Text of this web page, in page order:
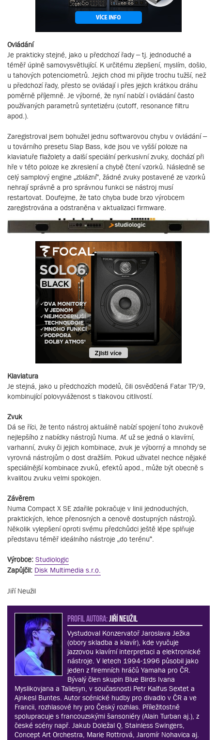
Ovládání
Je prakticky stejné, jako u předchozí řady – tj. jednoduché a
téměř úplně samovysvětlující. K určitému zlepšení, myslím, došlo,
u tahových potenciometrů. Jejich chod mi přijde trochu tužší, než
u předchozí řady, přesto se ovládají i přes jejich krátkou dráhu
poměrně příjemně. Je výborné, že nyní nabízí i ovládání často
používaných parametrů syntetizéru (cutoff, resonance filtru
apod.).
Zaregistroval jsem bohužel jednu softwarovou chybu v ovládání –
u továrního presetu Slap Bass, kde jsou ve vyšší poloze na
klaviatuře flažolety a další speciální perkusivní zvuky, dochází při
hře v této poloze ke zkreslení a chybě čtení vzorků. Následně se
celý samplový engine „zblázní“, žádné zvuky postavené ze vzorků
nehrají správně a pro správnou funkci se nástroj musí
restartovat. Doufejme, že tato chyba bude brzo výrobcem
zaregistrována a odstraněna v aktualizaci firmware.
Klaviatura
Je stejná, jako u předchozích modelů, čili osvědčená Fatar TP/9,
kombinující polovyváženost s tlakovou citlivostí.
Zvuk
Dá se říci, že tento nástroj aktuálně nabízí spojení toho zvukově
nejlepšího z nabídky nástrojů Numa. Ať už se jedná o klavírní,
varhanní, zvuky či jejich kombinace, zvuk je výborný a mnohdy se
vyrovná nástrojům o dost dražším. Pokud uživatel nechce nějaké
speciálnější kombinace zvuků, efektů apod., může být obecně s
kvalitou zvuku velmi spokojen.
Závěrem
Numa Compact X SE zdařile pokračuje v linii jednoduchých,
praktických, lehce přenosných a cenově dostupných nástrojů.
Několik vylepšení oproti svému předchůdci ještě lépe splňuje
představu téměř ideálního nástroje „do terénu“.
Výrobce: Studiologic
Zapůjčil: Disk Multimedia s.r.o.
Jiří Neužil
PROFIL AUTORA: Jiří Neužil
Vystudoval Konzervatoř Jaroslava Ježka
(obory skladba a klavír), kde vyučuje
jazzovou klavírní interpretaci a elektronické
nástroje. V letech 1994-1996 působil jako
jeden z firemních hráčů Yamaha pro ČR.
Bývalý člen skupin Blue Birds Ivana
Myslikovjana a Taliesyn, v současnosti Petr Kalfus Sextet a
Ajnkesl Buntes. Autor scénické hudby pro divadlo v ČR a ve
Francii, rozhlasové hry pro Český rozhlas. Příležitostně
spolupracuje s francouzskými šansoniéry (Alain Turban aj.), z
české scény např. Jakub Doležal Q, Stainless Swingers,
Concept Art Orchestra, Marie Rottrová, Jaromír Nohavica aj.